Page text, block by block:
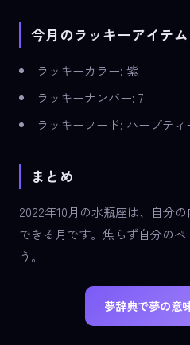
今月のラッキーアイテム
ラッキーカラー: 紫
ラッキーナンバー: 7
ラッキーフード: ハーブティ
まとめ
2022年10月の水瓶座は、自分
できる月です。焦らず自分の
う。
夢辞典で夢の意